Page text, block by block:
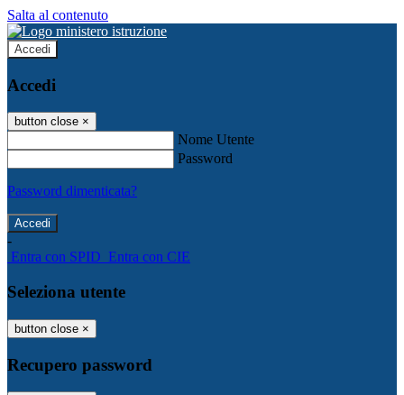
Salta al contenuto
Accedi
Accedi
button close ×
Nome Utente
Password
Password dimenticata?
-
Entra con SPID Entra con CIE
Seleziona utente
button close ×
Recupero password